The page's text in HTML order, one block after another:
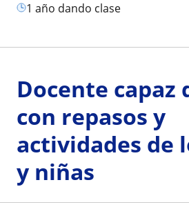
1 año dando clase
Docente capaz
con repasos y
actividades de
y niñas